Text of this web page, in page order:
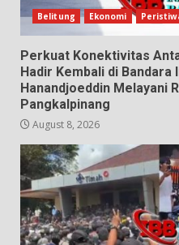
Belitung Ekonomi
Perkuat Konektivitas
Hadir Kembali di Bandara
Hanandjoeddin Melayani
Pangkalpinang
August 8, 2026